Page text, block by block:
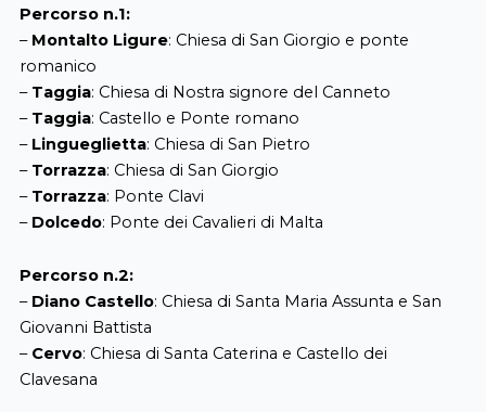
Percorso n.1:
– Montalto Ligure: Chiesa di San Giorgio e ponte
romanico
– Taggia: Chiesa di Nostra signore del Canneto
– Taggia: Castello e Ponte romano
– Lingueglietta: Chiesa di San Pietro
– Torrazza: Chiesa di San Giorgio
– Torrazza: Ponte Clavi
– Dolcedo: Ponte dei Cavalieri di Malta
Percorso n.2:
– Diano Castello: Chiesa di Santa Maria Assunta e San
Giovanni Battista
– Cervo: Chiesa di Santa Caterina e Castello dei
Clavesana